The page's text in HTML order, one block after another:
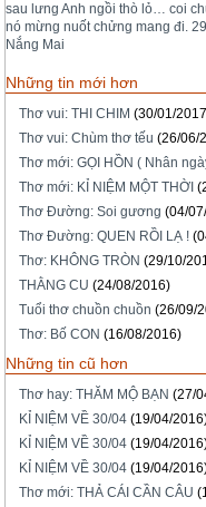
sau lưng Anh ngồi thò lỏ… coi
nó mừng nuốt chửng mang đi.
Nắng Mai
Những tin mới hơn
Thơ vui: THI CHIM (30/01/
Thơ vui: Chùm thơ tếu (26/06/
Thơ mới: GỌI HỒN ( Nhân
Thơ mới: KỈ NIỆM MỘT THỜI
Thơ Đường: Soi gương (04/
Thơ Đường: QUEN RỒI LẠ !
Thơ: KHÔNG TRÒN (29/10/
THẰNG CU (24/08/2016)
Tuổi thơ chuồn chuồn (26/09/
Thơ: Bố CON (16/08/2016)
Những tin cũ hơn
Thơ hay: THĂM MỘ BẠN (27/
KỈ NIỆM VỀ 30/04 (19/04/
KỈ NIỆM VỀ 30/04 (19/04/
KỈ NIỆM VỀ 30/04 (19/04/
Thơ mới: THẢ CÁI CẦN CÂU